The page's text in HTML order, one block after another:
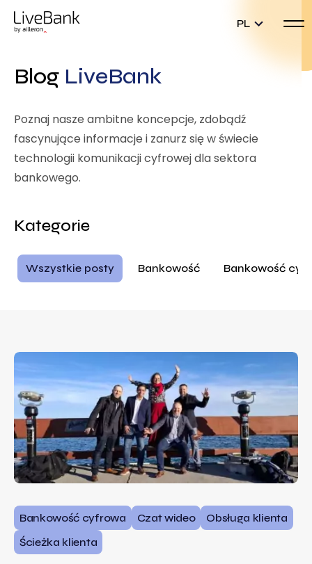
PL
Blog LiveBank
Poznaj nasze ambitne koncepcje, zdobądź
fascynujące informacje i zanurz się w świecie
technologii komunikacji cyfrowej dla sektora
bankowego.
Kategorie
Wszystkie posty Bankowość Bankowość
Bankowość cyfrowa Czat wideo
Obsługa klienta
Ścieżka klienta